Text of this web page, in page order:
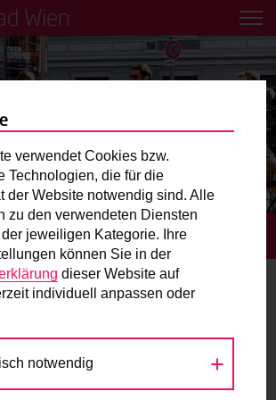
Wien
Transportfahrrad in deiner Nähe aus!
für Kinder und
Wien unterwegs? Hier finden Sie die
zum Radverkehr? Schreiben Sie
Aug Sep
verwendet Cookies bzw.
Technologien, die für die
der Website notwendig sind. Alle
zu den verwendeten Diensten
jeweiligen Kategorie. Ihre
können Sie in der
dieser Website auf
individuell anpassen oder
notwendig